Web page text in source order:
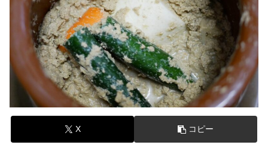
X コピー